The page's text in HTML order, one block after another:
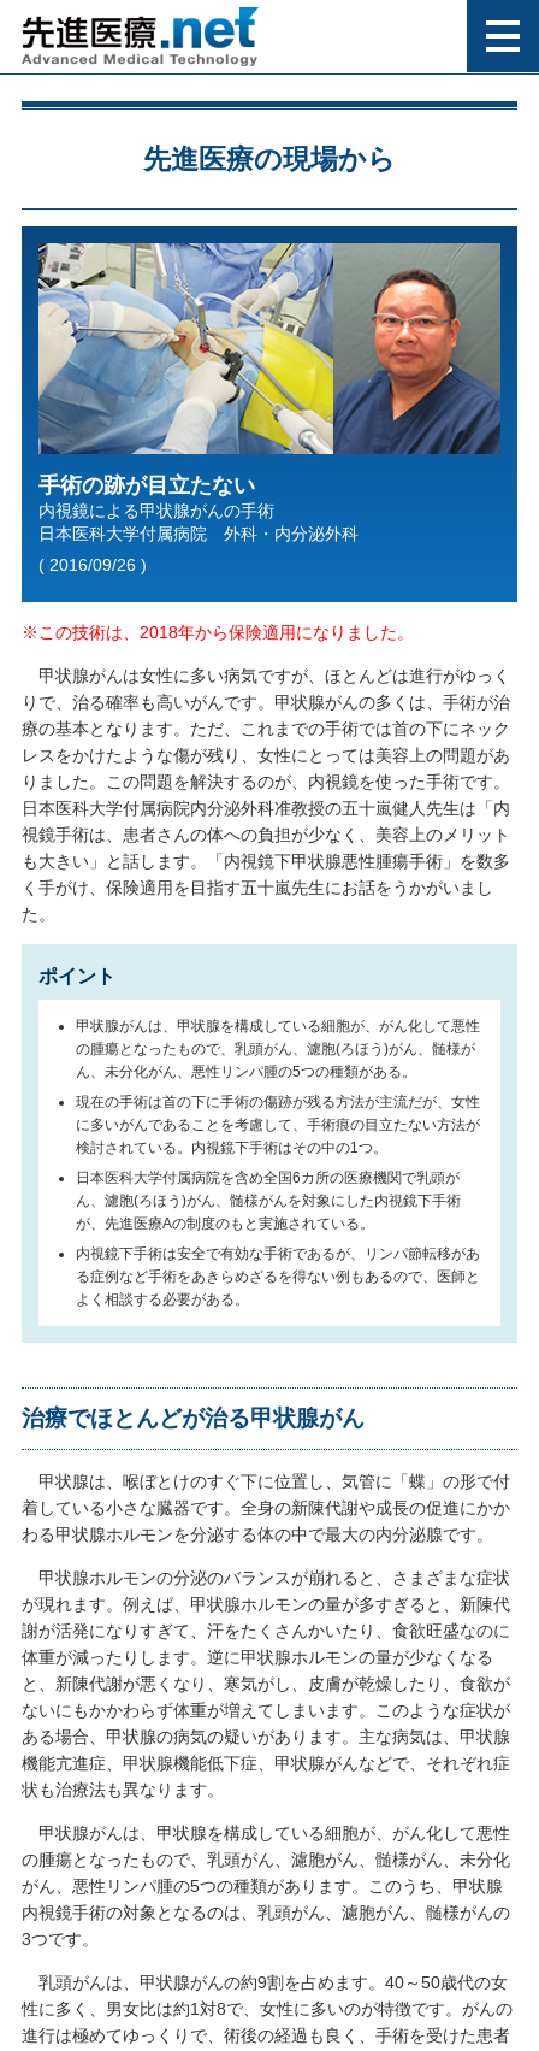
先進医療の現場から
手術の跡が目立たない
内視鏡による甲状腺がんの手術
日本医科大学付属病院 外科・内分泌外科
( 2016/09/26 )
※この技術は、2018年から保険適用になりました。
甲状腺がんは女性に多い病気ですが、ほとんどは進行がゆっく
りで、治る確率も高いがんです。甲状腺がんの多くは、手術が治
療の基本となります。ただ、これまでの手術では首の下にネック
レスをかけたような傷が残り、女性にとっては美容上の問題があ
りました。この問題を解決するのが、内視鏡を使った手術です。
日本医科大学付属病院内分泌外科准教授の五十嵐健人先生は「内
視鏡手術は、患者さんの体への負担が少なく、美容上のメリット
も大きい」と話します。「内視鏡下甲状腺悪性腫瘍手術」を数多
く手がけ、保険適用を目指す五十嵐先生にお話をうかがいまし
た。
ポイント
甲状腺がんは、甲状腺を構成している細胞が、がん化して悪性
の腫瘍となったもので、乳頭がん、濾胞(ろほう)がん、髄様が
ん、未分化がん、悪性リンパ腫の5つの種類がある。
現在の手術は首の下に手術の傷跡が残る方法が主流だが、女性
に多いがんであることを考慮して、手術痕の目立たない方法が
検討されている。内視鏡下手術はその中の1つ。
日本医科大学付属病院を含め全国6カ所の医療機関で乳頭が
ん、濾胞(ろほう)がん、髄様がんを対象にした内視鏡下手術
が、先進医療Aの制度のもと実施されている。
内視鏡下手術は安全で有効な手術であるが、リンパ節転移があ
る症例など手術をあきらめざるを得ない例もあるので、医師と
よく相談する必要がある。
治療でほとんどが治る甲状腺がん
甲状腺は、喉ぼとけのすぐ下に位置し、気管に「蝶」の形で付
着している小さな臓器です。全身の新陳代謝や成長の促進にかか
わる甲状腺ホルモンを分泌する体の中で最大の内分泌腺です。
甲状腺ホルモンの分泌のバランスが崩れると、さまざまな症状
が現れます。例えば、甲状腺ホルモンの量が多すぎると、新陳代
謝が活発になりすぎて、汗をたくさんかいたり、食欲旺盛なのに
体重が減ったりします。逆に甲状腺ホルモンの量が少なくなる
と、新陳代謝が悪くなり、寒気がし、皮膚が乾燥したり、食欲が
ないにもかかわらず体重が増えてしまいます。このような症状が
ある場合、甲状腺の病気の疑いがあります。主な病気は、甲状腺
機能亢進症、甲状腺機能低下症、甲状腺がんなどで、それぞれ症
状も治療法も異なります。
甲状腺がんは、甲状腺を構成している細胞が、がん化して悪性
の腫瘍となったもので、乳頭がん、濾胞がん、髄様がん、未分化
がん、悪性リンパ腫の5つの種類があります。このうち、甲状腺
内視鏡手術の対象となるのは、乳頭がん、濾胞がん、髄様がんの
3つです。
乳頭がんは、甲状腺がんの約9割を占めます。40～50歳代の女
性に多く、男女比は約1対8で、女性に多いのが特徴です。がんの
進行は極めてゆっくりで、術後の経過も良く、手術を受けた患者